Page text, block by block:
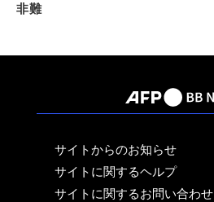
非難
サイトからのお知らせ
サイトに関するヘルプ
サイトに関するお問い合わせ